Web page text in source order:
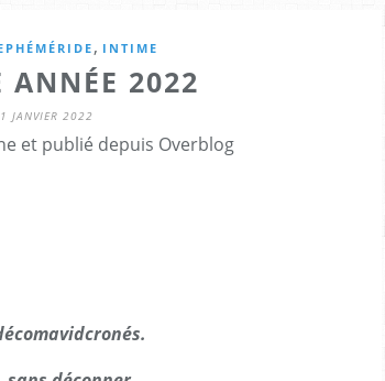
, INTIME
ANNÉE 2022
1 JANVIER 2022
et publié depuis Overblog